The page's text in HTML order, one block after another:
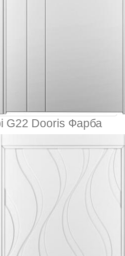
G22 Dooris Фарба